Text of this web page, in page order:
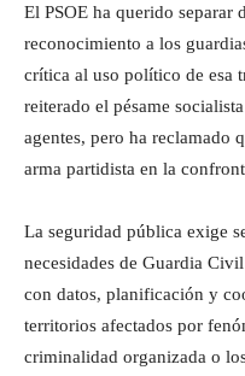
El PSOE ha querido separar
reconocimiento a los
crítica al uso político de esa
reiterado el pésame
agentes, pero ha reclamado
arma partidista en la
La seguridad pública exige
necesidades de Guardia
con datos, planificación y
territorios afectados por
criminalidad organizada o